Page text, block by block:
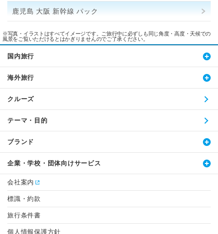
鹿児島 大阪 新幹線 パック
※写真・イラストはすべてイメージです。ご旅行中に必ずしも同じ角度・高度・天候での
風景をご覧いただけるとはかぎりませんのでご了承ください。
国内旅行
海外旅行
クルーズ
テーマ・目的
ブランド
企業・学校・団体向けサービス
会社案内
標識・約款
旅行条件書
個人情報保護方針